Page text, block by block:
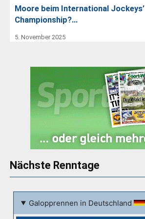
Moore beim International Jockeys’
Championship?…
5. November 2025
Nächste Renntage
Galopprennen in Deutschland